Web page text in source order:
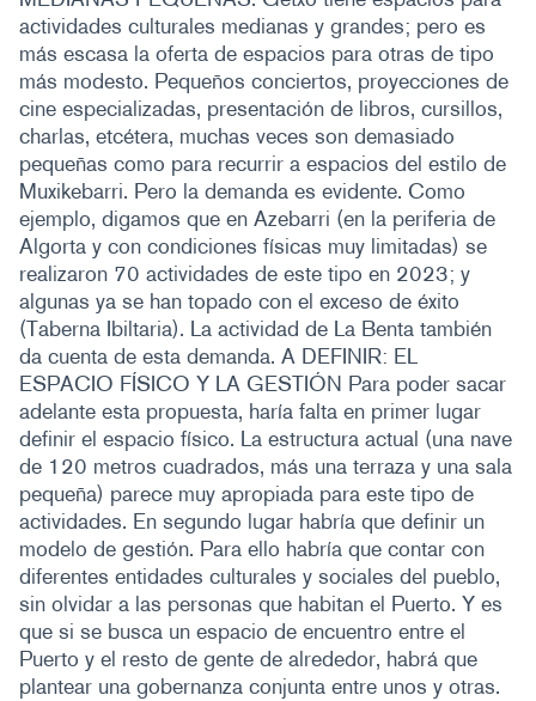
actividades culturales medianas y grandes; pero es
más escasa la oferta de espacios para otras de tipo
más modesto. Pequeños conciertos, proyecciones de
cine especializadas, presentación de libros, cursillos,
charlas, etcétera, muchas veces son demasiado
pequeñas como para recurrir a espacios del estilo de
Muxikebarri. Pero la demanda es evidente. Como
ejemplo, digamos que en Azebarri (en la periferia de
Algorta y con condiciones físicas muy limitadas) se
realizaron 70 actividades de este tipo en 2023; y
algunas ya se han topado con el exceso de éxito
(Taberna Ibiltaria). La actividad de La Benta también
da cuenta de esta demanda. A DEFINIR: EL
ESPACIO FÍSICO Y LA GESTIÓN Para poder sacar
adelante esta propuesta, haría falta en primer lugar
definir el espacio físico. La estructura actual (una nave
de 120 metros cuadrados, más una terraza y una sala
pequeña) parece muy apropiada para este tipo de
actividades. En segundo lugar habría que definir un
modelo de gestión. Para ello habría que contar con
diferentes entidades culturales y sociales del pueblo,
sin olvidar a las personas que habitan el Puerto. Y es
que si se busca un espacio de encuentro entre el
Puerto y el resto de gente de alrededor, habrá que
plantear una gobernanza conjunta entre unos y otras.